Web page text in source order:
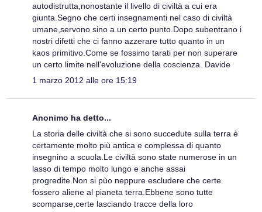
autodistrutta,nonostante il livello di civiltà a cui era
giunta.Segno che certi insegnamenti nel caso di civiltà
umane,servono sino a un certo punto.Dopo subentrano i
nostri difetti che ci fanno azzerare tutto quanto in un
kaos primitivo.Come se fossimo tarati per non superare
un certo limite nell'evoluzione della coscienza. Davide
1 marzo 2012 alle ore 15:19
Anonimo ha detto...
La storia delle civiltà che si sono succedute sulla terra è
certamente molto più antica e complessa di quanto
insegnino a scuola.Le civiltà sono state numerose in un
lasso di tempo molto lungo e anche assai
progredite.Non si pùo neppure escludere che certe
fossero aliene al pianeta terra.Ebbene sono tutte
scomparse,certe lasciando tracce della loro